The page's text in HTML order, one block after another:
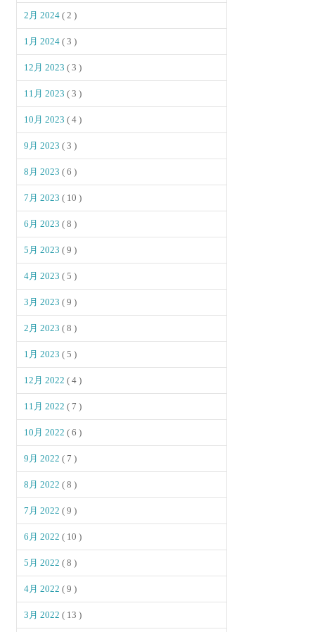
2月 2024( 2 )
1月 2024( 3 )
12月 2023( 3 )
11月 2023( 3 )
10月 2023( 4 )
9月 2023( 3 )
8月 2023( 6 )
7月 2023( 10 )
6月 2023( 8 )
5月 2023( 9 )
4月 2023( 5 )
3月 2023( 9 )
2月 2023( 8 )
1月 2023( 5 )
12月 2022( 4 )
11月 2022( 7 )
10月 2022( 6 )
9月 2022( 7 )
8月 2022( 8 )
7月 2022( 9 )
6月 2022( 10 )
5月 2022( 8 )
4月 2022( 9 )
3月 2022( 13 )